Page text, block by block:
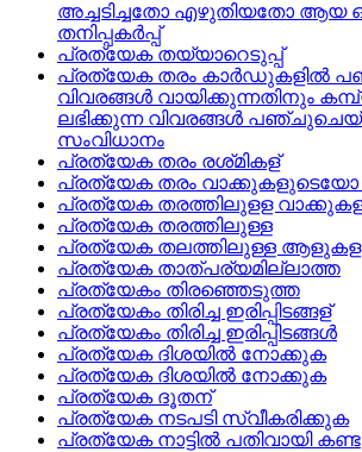
അച്ചടിച്ചതോ എഴുതിയതോ ആയ
തനിപ്പകര്‍പ്പ്
പ്രത്യേക തയ്യാറെടുപ്പ്
പ്രത്യേക തരം കാര്‍ഡുകളില്‍
വിവരങ്ങള്‍ വായിക്കുന്നതിനും
ലഭിക്കുന്ന വിവരങ്ങള്‍
സംവിധാനം
പ്രത്യേക തരം രശ്‌മികള്
പ്രത്യേക തരം വാക്കുകളുടെയോ
പ്രത്യേക തരത്തിലുളള
പ്രത്യേക തരത്തിലുള്ള
പ്രത്യേക തലത്തിലുള്ള
പ്രത്യേക താത്പര്യമില്ലാത്ത
പ്രത്യേകം തിരഞ്ഞെടുത്ത
പ്രത്യേകം തിരിച്ച ഇരിപ്പിടങ്ങള്
പ്രത്യേകം തിരിച്ച ഇരിപ്പിടങ്ങള്‍
പ്രത്യേക ദിശയില്‍ നോക്കുക
പ്രത്യേക ദിശയില്‍ നോക്കുക
പ്രത്യേക ദൂതന്
പ്രത്യേക നടപടി സ്വീകരിക്കുക
പ്രത്യേക നാട്ടില്‍ പതിവായി